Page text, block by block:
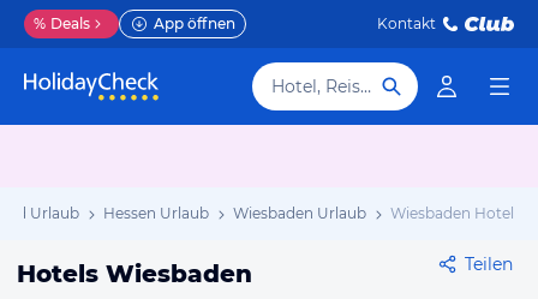
% Deals App öffnen Kontakt
Hotel, Reiseziel
Urlaub Hessen Urlaub Wiesbaden Urlaub Wiesbaden Hotels
Hotels Wiesbaden Teilen